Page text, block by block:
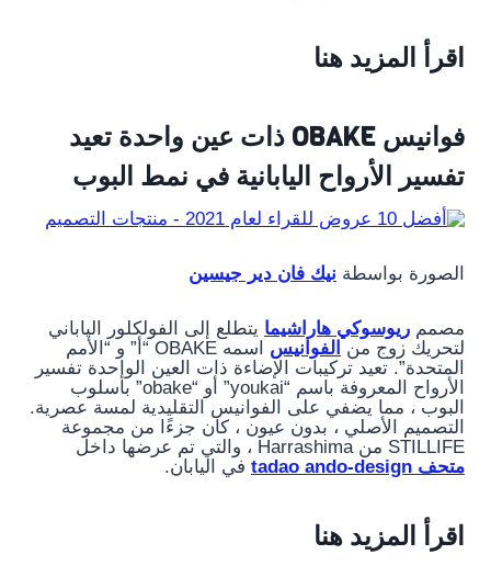
اقرأ المزيد هنا
فوانيس OBAKE ذات عين واحدة تعيد
تفسير الأرواح اليابانية في نمط البوب
الصورة بواسطة نيك فان دير جيسين
مصمم ريوسوكي هاراشيما يتطلع إلى الفولكلور الياباني
لتحريك زوج من الفوانيس
اسمه OBAKE “أ” و “الأمم
المتحدة”. تعيد تركيبات الإضاءة ذات العين الواحدة تفسير
الأرواح المعروفة باسم “youkai” أو “obake” بأسلوب
البوب ​​، مما يضفي على الفوانيس التقليدية لمسة عصرية.
التصميم الأصلي ، بدون عيون ، كان جزءًا من مجموعة
STILLIFE من Harrashima ، والتي تم عرضها داخل
متحف tadao ando-design
في اليابان.
اقرأ المزيد هنا